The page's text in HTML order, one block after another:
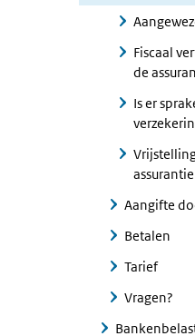
Fiscaal
de
Is er
Aangifte
Betalen
Tarief
Vragen?